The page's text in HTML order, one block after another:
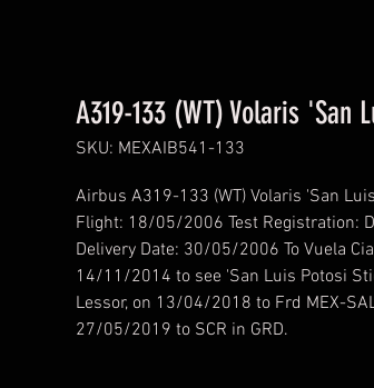
A319-133 (WT) Volaris 'San
SKU: MEXAIB541-133
Airbus A319-133 (WT) Volaris 'San
Flight: 18/05/2006 Test Registration:
Delivery Date: 30/05/2006 To Vuela
14/11/2014 to see 'San Luis Potosi
Lessor, on 13/04/2018 to Frd MEX-
27/05/2019 to SCR in GRD.